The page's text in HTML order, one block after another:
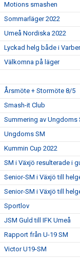
Motions smashen
Sommarläger 2022
Umeå Nordiska 2022
Lyckad helg både i
Välkomna på läger
Årsmöte + Stormöte 8/5
Smash-it Club
Summering av Ungdoms
Ungdoms SM
Kummin Cup 2022
SM i Växjö resulterade i
Senior-SM i Växjö till
Senior-SM i Växjö till
Sportlov
JSM Guld till IFK Umeå
Rapport från U-19 SM
Victor U19-SM